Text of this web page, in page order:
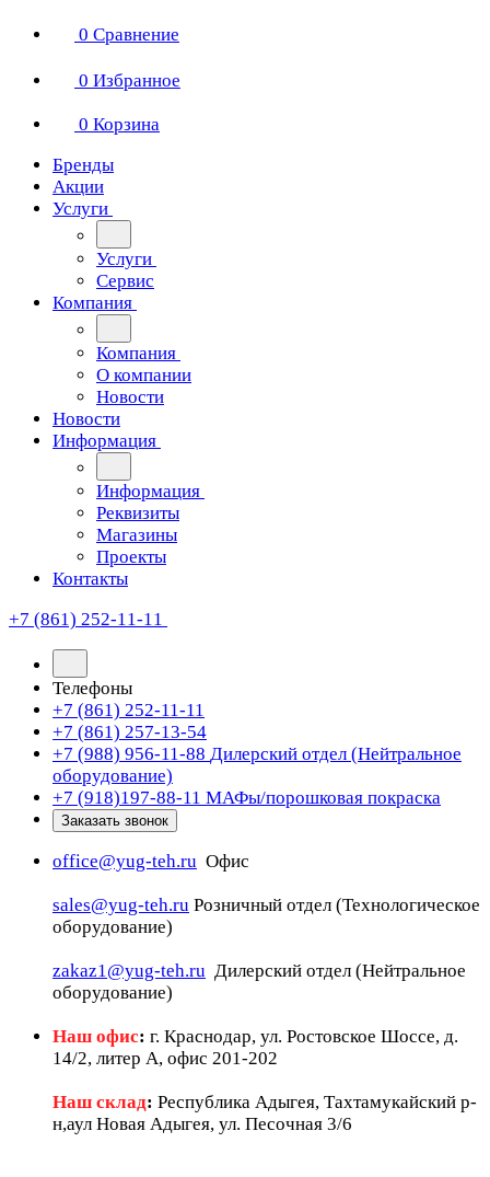
0 Сравнение
0 Избранное
0 Корзина
Бренды
Акции
Услуги
Услуги
Сервис
Компания
Компания
О компании
Новости
Новости
Информация
Информация
Реквизиты
Магазины
Проекты
Контакты
+7 (861) 252-11-11
Телефоны
+7 (861) 252-11-11
+7 (861) 257-13-54
+7 (988) 956-11-88 Дилерский отдел (Нейтральное
оборудование)
+7 (918)197-88-11 МАФы/порошковая покраска
Заказать звонок
office@yug-teh.ru Офис
sales@yug-teh.ru Розничный отдел (Технологическое
оборудование)
zakaz1@yug-teh.ru Дилерский отдел (Нейтральное
оборудование)
Наш офис: г. Краснодар, ул. Ростовское Шоссе, д.
14/2, литер А, офис 201-202
Наш склад: Республика Адыгея, Тахтамукайский р-
н,аул Новая Адыгея, ул. Песочная 3/6